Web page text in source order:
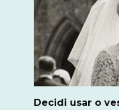
Decidi usar o